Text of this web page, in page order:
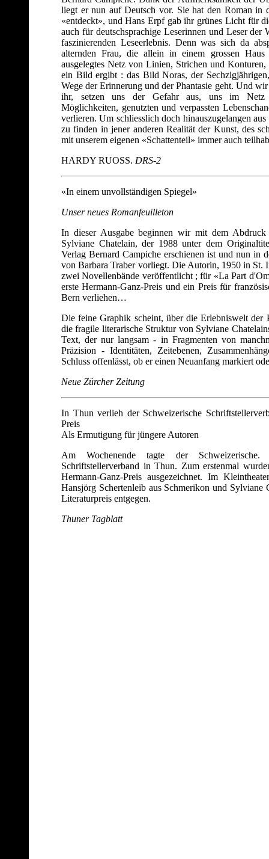
liegt er nun auf Deutsch vor. Sie hat den Roman in
«entdeckt», und Hans Erpf gab ihr grünes Licht für
auch für deutschsprachige Leserinnen und Leser der
faszinierenden Leseerlebnis. Denn was sich da
alternden Frau, die allein in einem grossen
ausgelegtes Netz von Linien, Strichen und
ein Bild ergibt : das Bild Noras, der
Wege der Erinnerung und der Phantasie geht. Und
ihr, setzen uns der Gefahr aus, uns im Netz
Möglichkeiten, genutzten und verpassten
verlieren. Um schliesslich doch hinauszugelangen
zu finden in jener anderen Realität der Kunst, des
mit unserem eigenen «Schattenteil» immer auch
HARDY RUOSS. DRS-2
«In einem unvollständigen Spiegel»
Unser neues Romanfeuilleton
In dieser Ausgabe beginnen wir mit dem Abdruck
Sylviane Chatelain, der 1988 unter dem
Verlag Bernard Campiche erschienen ist und nun in
von Barbara Traber vorliegt. Die Autorin, 1950 in St.
zwei Novellenbände veröffentlicht ; für «La Part
erste Hermann-Ganz-Preis und ein Preis für
Bern verliehen…
Die feine Graphik scheint, über die Erlebnis­welt der
die fragile literarische Struktur von Sylviane
Text, der nur langsam - in Fragmenten von
Präzision - Identitäten, Zeitebenen,
Schluss offenlässt, ob er einen Neuanfang markiert
Neue Zürcher Zeitung
In Thun verlieh der Schweizerische
Preis
Als Ermutigung für jüngere Autoren
Am Wochenende tagte der Schweizerische.
Schriftstellerverband in Thun. Zum erstenmal
Hermann-Ganz-Preis ausgezeichnet. Im
Hansjörg Schertenleib aus Schmerikon und Sylviane
Literaturpreis entgegen.
Thuner Tagblatt